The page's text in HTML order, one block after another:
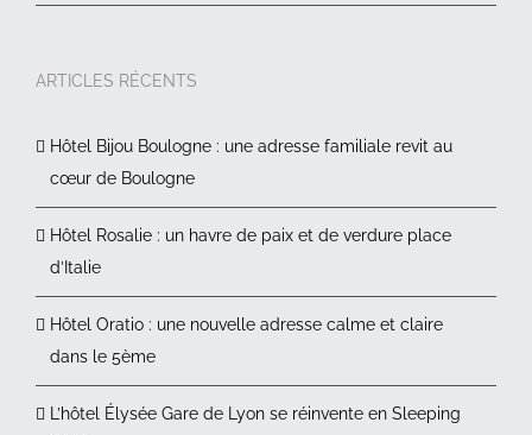
ARTICLES RÉCENTS
Hôtel Bijou Boulogne : une adresse familiale revit au
cœur de Boulogne
Hôtel Rosalie : un havre de paix et de verdure place
d’Italie
Hôtel Oratio : une nouvelle adresse calme et claire
dans le 5ème
L’hôtel Élysée Gare de Lyon se réinvente en Sleeping